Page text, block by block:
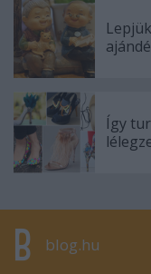
Így
blog.hu